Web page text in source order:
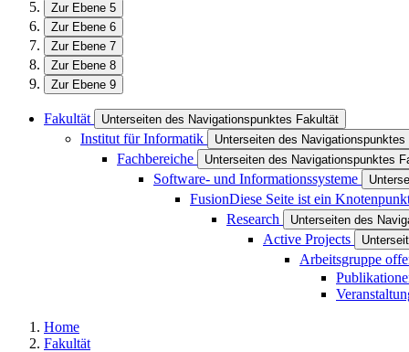
Zur Ebene 5
Zur Ebene 6
Zur Ebene 7
Zur Ebene 8
Zur Ebene 9
Fakultät Unterseiten des Navigationspunktes Fakultät
Institut für Informatik Unterseiten des
Fachbereiche Unterseiten des Navigationspunktes
Software- und Informationssysteme
FusionDiese Seite ist ein
Research
Unterseiten des
Active Projects
Arbeitsgruppe
Home
Fakultät